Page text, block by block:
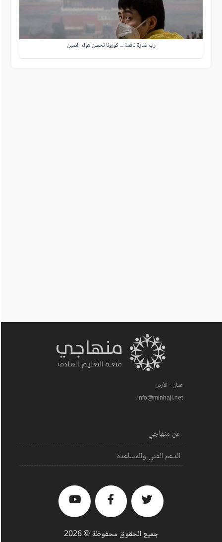
رب ضارة نافعة ... كورونا تحسن هواء الصين
عمان - الأردن
info@minhaji.net
عن منهاجي
الدعم الفني والمساعدة
جميع الحقوق محفوظة © 2026